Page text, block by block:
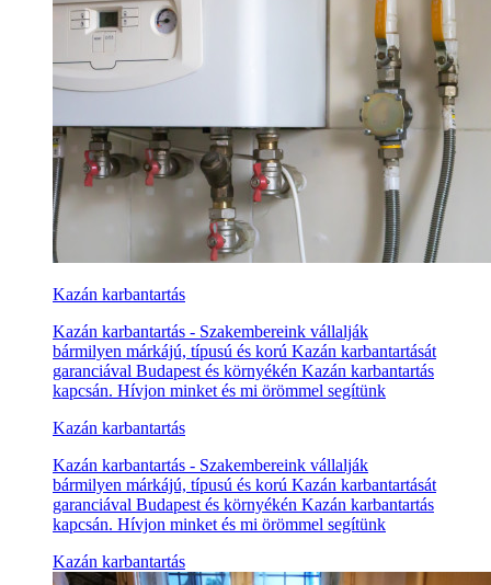
Kazán karbantartás
Kazán karbantartás - Szakembereink vállalják
bármilyen márkájú, típusú és korú Kazán karbantartását
garanciával Budapest és környékén Kazán karbantartás
kapcsán. Hívjon minket és mi örömmel segítünk
Kazán karbantartás
Kazán karbantartás - Szakembereink vállalják
bármilyen márkájú, típusú és korú Kazán karbantartását
garanciával Budapest és környékén Kazán karbantartás
kapcsán. Hívjon minket és mi örömmel segítünk
Kazán karbantartás